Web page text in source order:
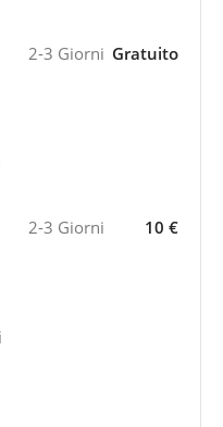
2-3 Giorni Gratuito
2-3 Giorni 10 €